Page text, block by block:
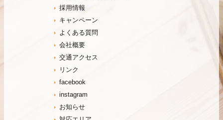
採用情報
キャンペーン
よくある質問
会社概要
交通アクセス
リンク
facebook
instagram
お知らせ